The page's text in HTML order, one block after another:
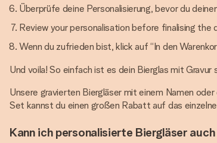
Überprüfe deine Personalisierung, bevor du
Review your personalisation before finalising the
Wenn du zufrieden bist, klick auf “In den
Und voila! So einfach ist es dein Bierglas mit
Unsere gravierten Biergläser mit einem Namen
Set kannst du einen großen Rabatt auf das
Kann ich personalisierte Biergläser